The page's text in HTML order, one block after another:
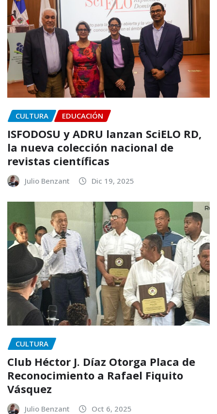
CULTURA EDUCACIÓN
ISFODOSU y ADRU lanzan SciELO RD,
la nueva colección nacional de
revistas científicas
Julio Benzant Dic 19, 2025
CULTURA
Club Héctor J. Díaz Otorga Placa de
Reconocimiento a Rafael Fiquito
Vásquez
Julio Benzant Oct 6, 2025